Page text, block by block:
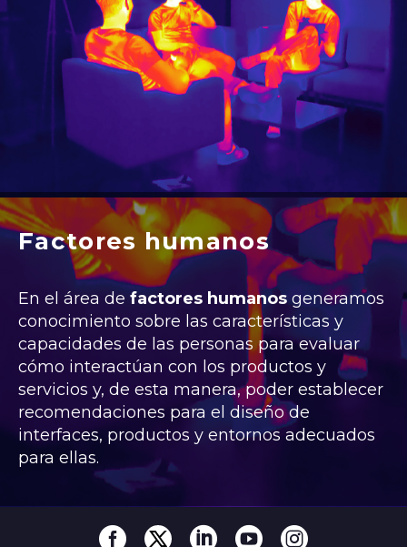
Factores humanos
En el área de factores humanosgeneramos
conocimiento sobre las características y
capacidades de las personaspara evaluar
cómo interactúan con los productos y
servicios y, de esta manera, poder establecer
recomendaciones para el diseño de
interfaces, productos y entornos adecuados
para ellas.